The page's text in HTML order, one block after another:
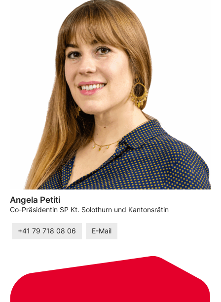
Angela Petiti
Co-Präsidentin SP Kt. Solothurn und Kantonsrätin
+41 79 718 08 06 E-Mail